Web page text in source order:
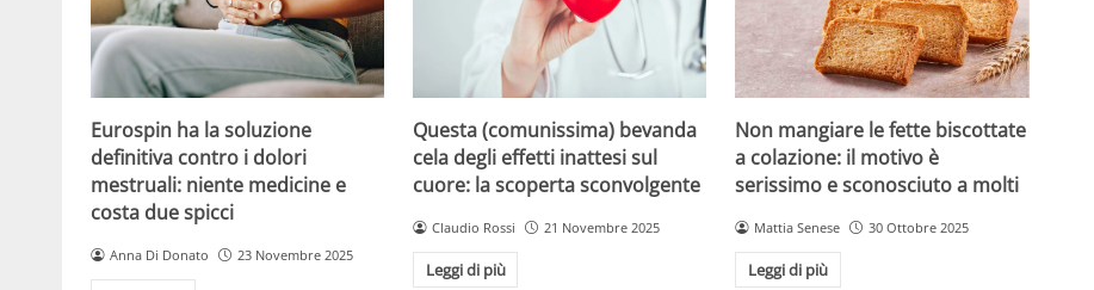
Eurospin ha la soluzione
definitiva contro i dolori
mestruali: niente medicine e
costa due spicci
Anna Di Donato 23 Novembre 2025
Questa (comunissima) bevanda
cela degli effetti inattesi sul
cuore: la scoperta sconvolgente
Claudio Rossi 21 Novembre 2025
Leggi di più
Non mangiare le fette biscottate
a colazione: il motivo è
serissimo e sconosciuto a molti
Mattia Senese 30 Ottobre 2025
Leggi di più